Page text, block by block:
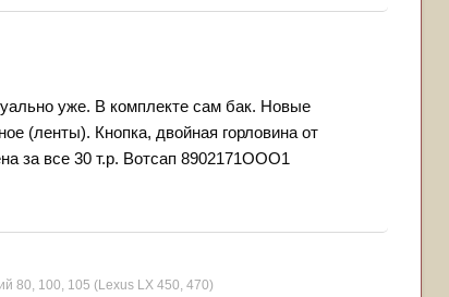
уже. В комплекте сам бак. Новые
(ленты). Кнопка, двойная горловина от
за все 30 т.р. Вотсап 8902171ООО1
80, 100, 105 (Lexus LX 450, 470)